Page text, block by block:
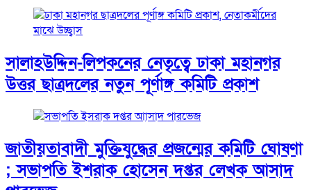
সালাহউদ্দিন-লিপকনের নেতৃত্বে ঢাকা মহানগর
উত্তর ছাত্রদলের নতুন পূর্ণাঙ্গ কমিটি প্রকাশ
জাতীয়তাবাদী মুক্তিযুদ্ধের প্রজন্মের কমিটি ঘোষণা
; সভাপতি ইশরাক হোসেন দপ্তর লেখক আসাদ